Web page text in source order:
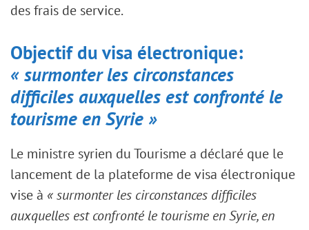
des frais de service.
Objectif du visa électronique:
« surmonter les circonstances
difficiles auxquelles est confronté le
tourisme en Syrie »
Le ministre syrien du Tourisme a déclaré que le
lancement de la plateforme de visa électronique
vise à « surmonter les circonstances difficiles
auxquelles est confronté le tourisme en Syrie, en